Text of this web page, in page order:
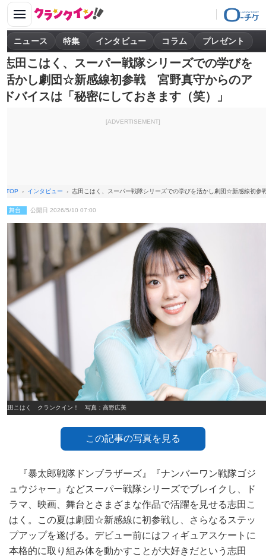
ニュース 特集 インタビュー コラム プレゼント
志田こはく、スーパー戦隊シリーズでの学びを
活かし劇団☆新感線初参戦 宮野真守からのア
ドバイスは「秘密にしておきます（笑）」
[ADVERTISEMENT]
TOP インタビュー 志田こはく、スーパー戦隊シリーズでの学びを活かし劇団☆新感線初
舞台 公開日 2026/5/10 07:00
志田こはく クランクイン！ 写真：高野広美
この記事の写真を見る
『暴太郎戦隊ドンブラザーズ』『ナンバーワン戦隊ゴジ
ュウジャー』などスーパー戦隊シリーズでブレイクし、ド
ラマ、映画、舞台とさまざまな作品で活躍を見せる志田こ
はく。この夏は劇団☆新感線に初参戦し、さらなるステッ
プアップを遂げる。デビュー前にはフィギュアスケートに
本格的に取り組み体を動かすことが大好きだという志田